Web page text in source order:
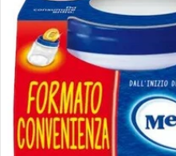
prodotto
Apri supporto 0 in modalità